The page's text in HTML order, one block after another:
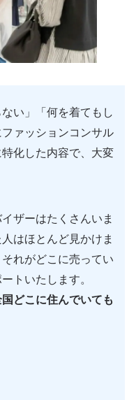
い」「何を着てもし
ァッションコンサル
化した内容で、大変
ザーはたくさんいま
はほとんど見かけま
れがどこに売ってい
トいたします。
どこに住んでいても